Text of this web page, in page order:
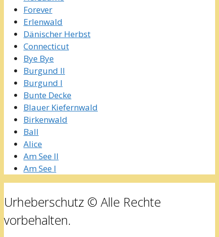
Forever
Erlenwald
Dänischer Herbst
Connecticut
Bye Bye
Burgund II
Burgund I
Bunte Decke
Blauer Kiefernwald
Birkenwald
Ball
Alice
Am See II
Am See I
Urheberschutz © Alle Rechte
vorbehalten.